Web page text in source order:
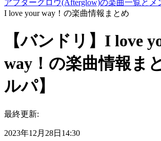
アフターグロウ(Afterglow)の楽曲一覧とメ
I love your way！の楽曲情報まとめ
【バンドリ】I love
way！の楽曲情報ま
ルパ】
最終更新:
2023年12月28日14:30